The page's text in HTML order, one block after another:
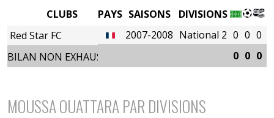
PAYS SAISONS
DIVISIONS
2007-2008 National 2 0 0 0
0 0 0
CLUBS
Red Star FC
BILAN NON EXHAUSTIF
MOUSSA OUATTARA PAR DIVISIONS